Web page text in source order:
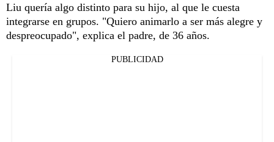
Liu quería algo distinto para su hijo, al que le cuesta
integrarse en grupos. "Quiero animarlo a ser más alegre y
despreocupado", explica el padre, de 36 años.
PUBLICIDAD